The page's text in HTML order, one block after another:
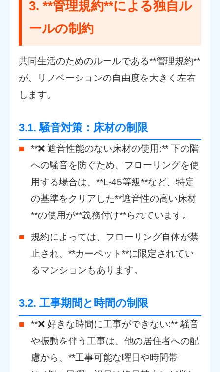
3. **管理規約**による独自ル
ールの制約
共同生活のためのルールである**管理規約**
が、リノベーションの自由度を大きく左右
します。
3.1. 騒音対策：床材の制限
**❌ 遮音性能のない床材の使用:** 下の階
への騒音を防ぐため、フローリングを使
用する場合は、**L-45等級**など、特定
の基準をクリアした**遮音性の高い床材
**の使用が**義務付け**られています。
規約によっては、フローリング自体が禁
止され、**カーペット**に限定されてい
るマンションもあります。
3.2. 工事期間と時間の制限
**❌ 好きな時間に工事ができない:** 騒音
や振動を伴う工事は、他の居住者への配
慮から、**工事可能な曜日や時間帯